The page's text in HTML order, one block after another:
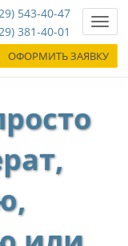
543-40-47
381-40-01
ОФОРМИТЬ ЗАЯВКУ